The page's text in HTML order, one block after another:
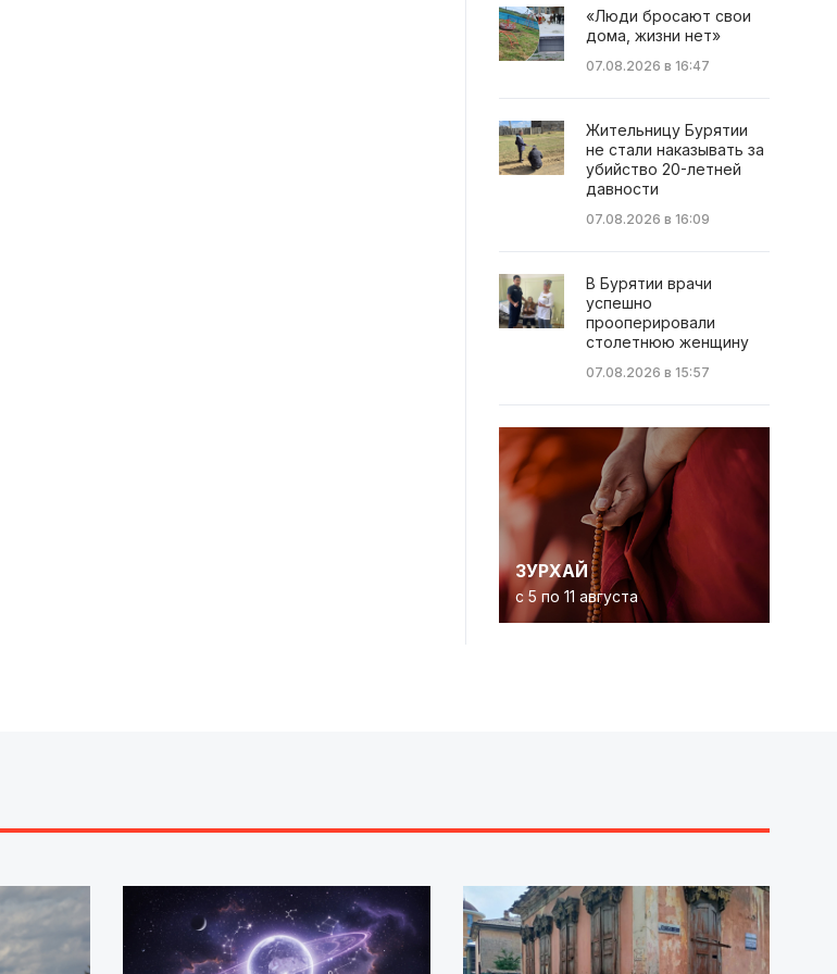
«Люди бросают свои
дома, жизни нет»
07.08.2026 в 16:47
Жительницу Бурятии
не стали наказывать за
убийство 20-летней
давности
07.08.2026 в 16:09
В Бурятии врачи
успешно
прооперировали
столетнюю женщину
07.08.2026 в 15:57
ЗУРХАЙ
с 5 по 11 августа